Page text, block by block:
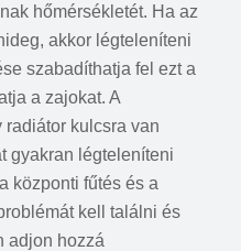
hőmérsékletét. Ha az
akkor légteleníteni
szabadíthatja fel ezt a
a zajokat. A
radiátor kulcsra van
gyakran légteleníteni
központi fűtés és a
kell találni és
adjon hozzá